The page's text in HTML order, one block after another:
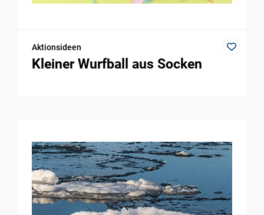
Aktionsideen
Kleiner Wurfball aus Socken